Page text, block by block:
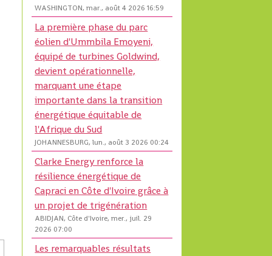
WASHINGTON, mar., août 4 2026 16:59
La première phase du parc
éolien d'Ummbila Emoyeni,
équipé de turbines Goldwind,
devient opérationnelle,
marquant une étape
importante dans la transition
énergétique équitable de
l'Afrique du Sud
JOHANNESBURG, lun., août 3 2026 00:24
Clarke Energy renforce la
résilience énergétique de
Capraci en Côte d'Ivoire grâce à
un projet de trigénération
ABIDJAN, Côte d'Ivoire, mer., juil. 29
2026 07:00
Les remarquables résultats